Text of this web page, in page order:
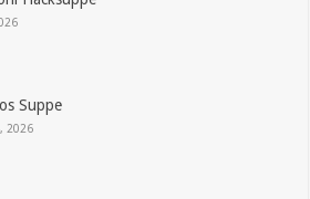
Suppe
2026